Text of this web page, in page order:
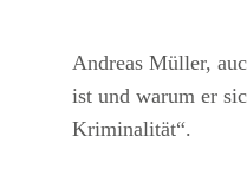
Andreas Müller,
ist und warum er
Kriminalität“.